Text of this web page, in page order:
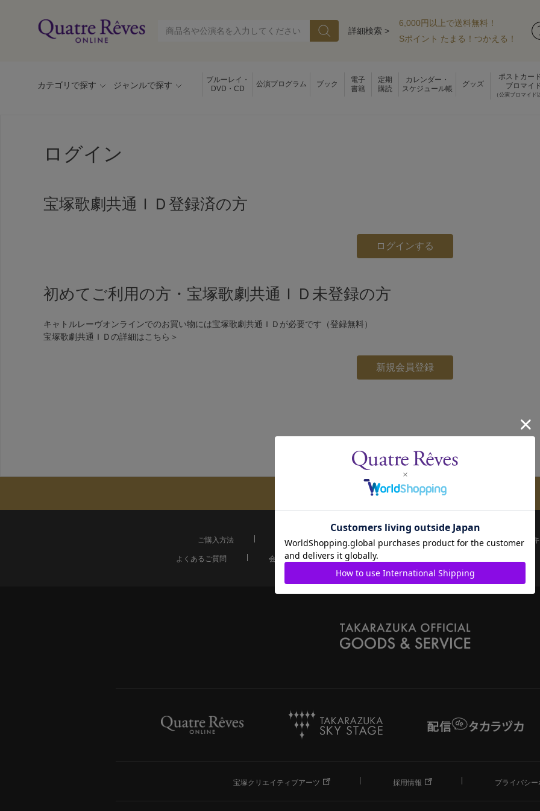
詳細検索 >
6,000円以上で送料無料！
Sポイント たまる！つかえる！
カテゴリで探す ジャンルで探す
ブルーレイ・
DVD・CD
公演プログラム ブック
電子
書籍
定期
購読
カレンダー・
スケジュール帳
グッズ
ポストカー
ブロマイド
（公演ブロマイド
ログイン
宝塚歌劇共通ＩＤ登録済の方
初めてご利用の方・宝塚歌劇共通ＩＤ未登録の方
キャトルレーヴオンラインでのお買い物には宝塚歌劇共通ＩＤが必要です（登録無料）
宝塚歌劇共通ＩＤの詳細は こちら＞
メールマガジンのご案内
ご購入方法 配送について お支払い方法 決済について
よくあるご質問
会員ページ 宝塚歌劇共通ID新規会員登録
宝塚クリエイティブアーツ 採用情報 プライバシ